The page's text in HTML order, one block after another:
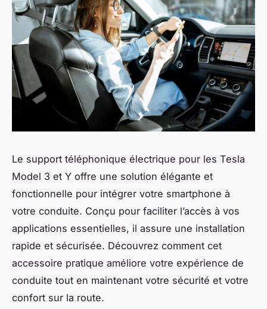
Le support téléphonique électrique pour les Tesla
Model 3 et Y offre une solution élégante et
fonctionnelle pour intégrer votre smartphone à
votre conduite. Conçu pour faciliter l’accès à vos
applications essentielles, il assure une installation
rapide et sécurisée. Découvrez comment cet
accessoire pratique améliore votre expérience de
conduite tout en maintenant votre sécurité et votre
confort sur la route.